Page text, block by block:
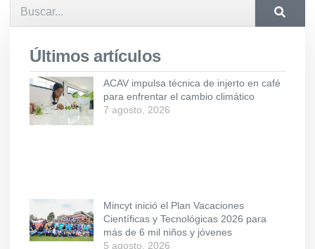
Últimos artículos
ACAV impulsa técnica de injerto en café
para enfrentar el cambio climático
7 agosto, 2026
Mincyt inició el Plan Vacaciones
Científicas y Tecnológicas 2026 para
más de 6 mil niños y jóvenes
5 agosto, 2026